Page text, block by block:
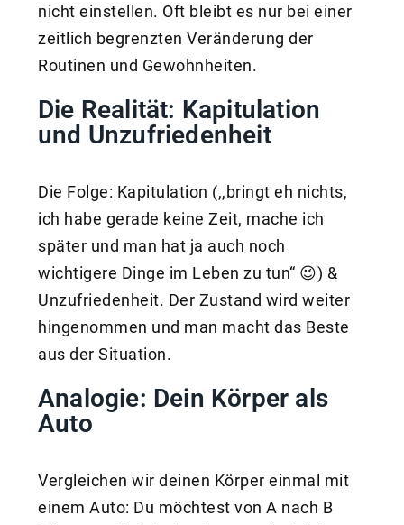
nicht einstellen. Oft bleibt es nur bei einer
zeitlich begrenzten Veränderung der
Routinen und Gewohnheiten.
Die Realität: Kapitulation
und Unzufriedenheit
Die Folge: Kapitulation (,,bringt eh nichts,
ich habe gerade keine Zeit, mache ich
später und man hat ja auch noch
wichtigere Dinge im Leben zu tun“ 😉) &
Unzufriedenheit. Der Zustand wird weiter
hingenommen und man macht das Beste
aus der Situation.
Analogie: Dein Körper als
Auto
Vergleichen wir deinen Körper einmal mit
einem Auto: Du möchtest von A nach B